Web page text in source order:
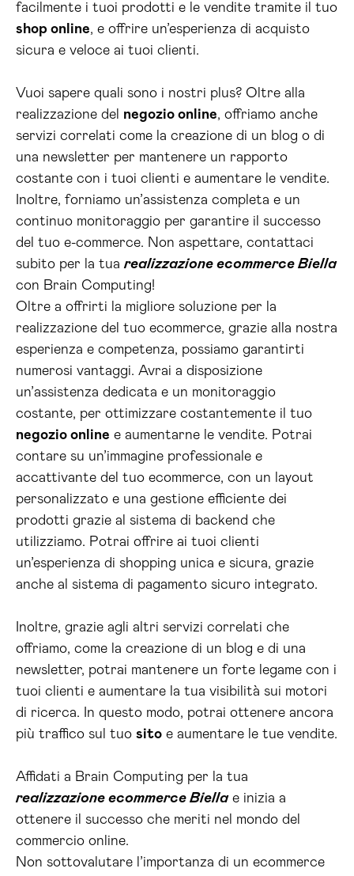
facilmente i tuoi prodotti e le vendite tramite il tuo
shop online, e offrire un’esperienza di acquisto
sicura e veloce ai tuoi clienti.
Vuoi sapere quali sono i nostri plus? Oltre alla
realizzazione del negozio online, offriamo anche
servizi correlati come la creazione di un blog o di
una newsletter per mantenere un rapporto
costante con i tuoi clienti e aumentare le vendite.
Inoltre, forniamo un’assistenza completa e un
continuo monitoraggio per garantire il successo
del tuo e-commerce. Non aspettare, contattaci
subito per la tuarealizzazione ecommerce Biella
con Brain Computing!
Oltre a offrirti la migliore soluzione per la
realizzazione del tuo ecommerce, grazie alla nostra
esperienza e competenza, possiamo garantirti
numerosi vantaggi. Avrai a disposizione
un’assistenza dedicata e un monitoraggio
costante, per ottimizzare costantemente il tuo
negozio online e aumentarne le vendite. Potrai
contare su un’immagine professionale e
accattivante del tuo ecommerce, con un layout
personalizzato e una gestione efficiente dei
prodotti grazie al sistema di backend che
utilizziamo. Potrai offrire ai tuoi clienti
un’esperienza di shopping unica e sicura, grazie
anche al sistema di pagamento sicuro integrato.
Inoltre, grazie agli altri servizi correlati che
offriamo, come la creazione di un blog e di una
newsletter, potrai mantenere un forte legame con i
tuoi clienti e aumentare la tua visibilità sui motori
di ricerca. In questo modo, potrai ottenere ancora
più traffico sul tuo sito e aumentare le tue vendite.
Affidati a Brain Computing per la tua
realizzazione ecommerce Biellae inizia a
ottenere il successo che meriti nel mondo del
commercio online.
Non sottovalutare l’importanza di un ecommerce